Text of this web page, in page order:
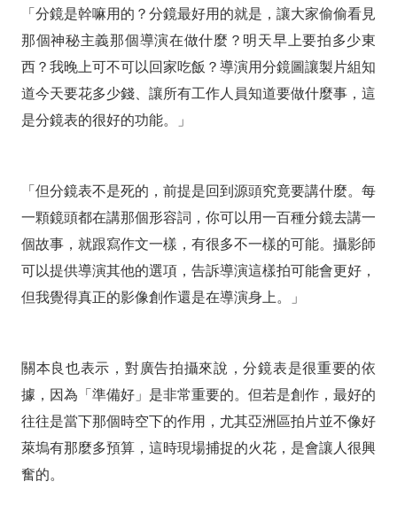
「分鏡是幹嘛用的？分鏡最好用的就是，讓大家偷偷看見
那個神秘主義那個導演在做什麼？明天早上要拍多少東
西？我晚上可不可以回家吃飯？導演用分鏡圖讓製片組知
道今天要花多少錢、讓所有工作人員知道要做什麼事，這
是分鏡表的很好的功能。」
「但分鏡表不是死的，前提是回到源頭究竟要講什麼。每
一顆鏡頭都在講那個形容詞，你可以用一百種分鏡去講一
個故事，就跟寫作文一樣，有很多不一樣的可能。攝影師
可以提供導演其他的選項，告訴導演這樣拍可能會更好，
但我覺得真正的影像創作還是在導演身上。」
關本良也表示，對廣告拍攝來說，分鏡表是很重要的依
據，因為「準備好」是非常重要的。但若是創作，最好的
往往是當下那個時空下的作用，尤其亞洲區拍片並不像好
萊塢有那麼多預算，這時現場捕捉的火花，是會讓人很興
奮的。